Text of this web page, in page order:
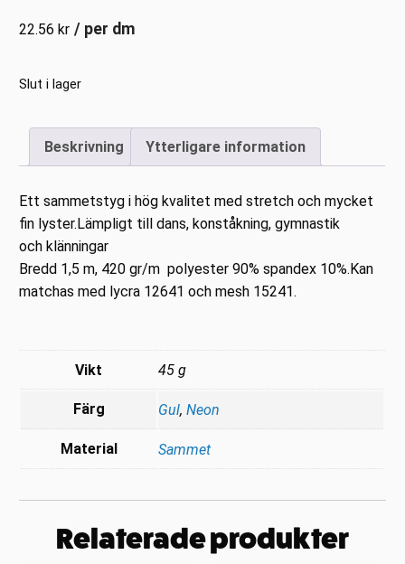
22.56kr / per dm
Slut i lager
Beskrivning Ytterligare information
Ett sammetstyg i hög kvalitet med stretch och mycket
fin lyster.Lämpligt till dans, konståkning, gymnastik
och klänningar
Bredd 1,5 m, 420 gr/m polyester 90% spandex 10%.Kan
matchas med lycra 12641 och mesh 15241.
Vikt 45 g
Färg Gul,Neon
Material Sammet
Relaterade produkter